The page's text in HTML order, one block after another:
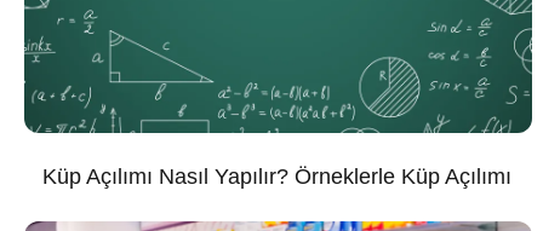
Küp Açılımı Nasıl Yapılır? Örneklerle Küp Açılımı